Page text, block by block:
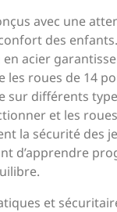
avec une
des
acier
les roues de 14
sur différents
et les
la sécurité des
d’apprendre
et